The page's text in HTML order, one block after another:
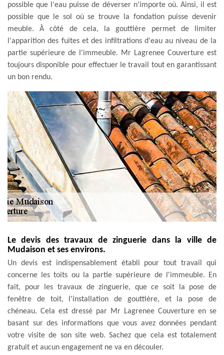
possible que l'eau puisse de déverser n'importe où. Ainsi, il est
possible que le sol où se trouve la fondation puisse devenir
meuble. À côté de cela, la gouttière permet de limiter
l'apparition des fuites et des infiltrations d'eau au niveau de la
partie supérieure de l'immeuble. Mr Lagrenee Couverture est
toujours disponible pour effectuer le travail tout en garantissant
un bon rendu.
Le devis des travaux de zinguerie dans la ville de
Mudaison et ses environs.
Un devis est indispensablement établi pour tout travail qui
concerne les toits ou la partie supérieure de l'immeuble. En
fait, pour les travaux de zinguerie, que ce soit la pose de
fenêtre de toit, l'installation de gouttière, et la pose de
chéneau. Cela est dressé par Mr Lagrenee Couverture en se
basant sur des informations que vous avez données pendant
votre visite de son site web. Sachez que cela est totalement
gratuit et aucun engagement ne va en découler.